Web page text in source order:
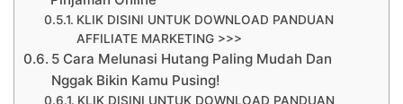
KLIK DISINI UNTUK DOWNLOAD PANDUAN
AFFILIATE MARKETING >>>
5 Cara Melunasi Hutang Paling Mudah Dan
Nggak Bikin Kamu Pusing!
KLIK DISINI UNTUK DOWNLOAD PANDUAN